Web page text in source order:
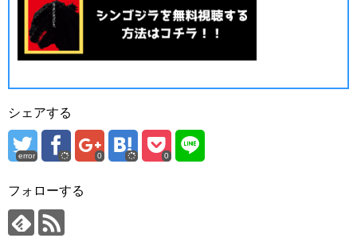
シェアする
error 0 0
フォローする